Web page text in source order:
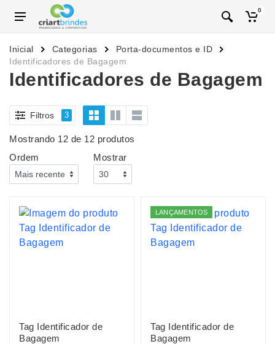
0
Inicial Categorias
Porta-documentos e ID
Identificadores de Bagagem
Identificadores de Bagagem
Filtros 3
Mostrando 12 de 12 produtos
Ordem
Mostrar
Tag Identificador de
Bagagem
LANÇAMENTOS
Tag Identificador de
Bagagem